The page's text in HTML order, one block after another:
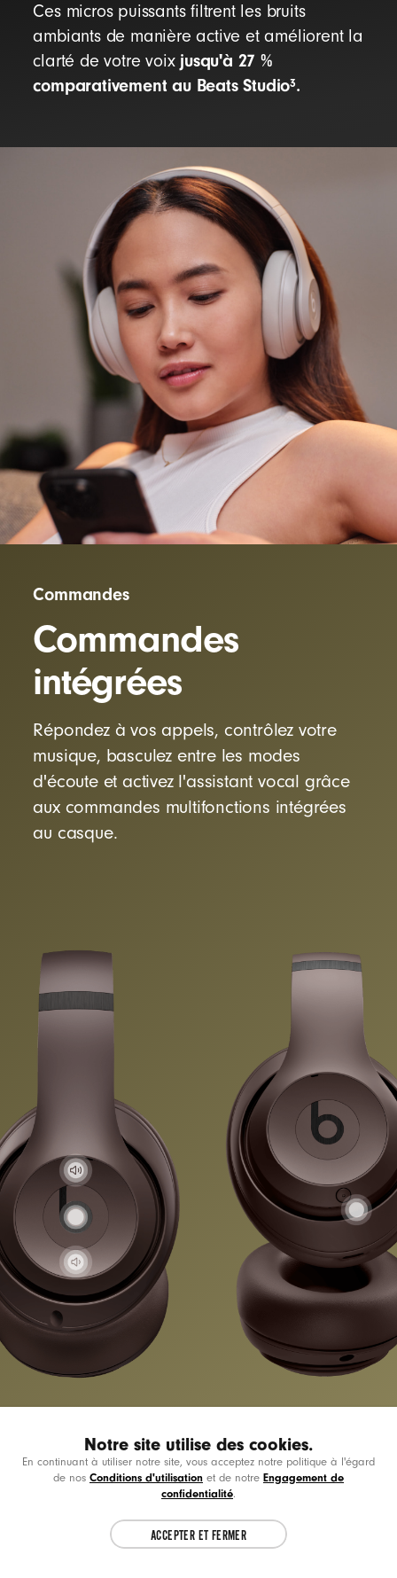
Ces micros puissants filtrent les bruits
ambiants de manière active et améliorent la
clarté de votre voix jusqu'à 27 %
comparativement au Beats Studio3.
Commandes
Commandes
intégrées
Répondez à vos appels, contrôlez votre
musique, basculez entre les modes
d'écoute et activez l'assistant vocal grâce
aux commandes multifonctions intégrées
au casque.
Compatibilité Apple et Android améliorée
Facile à utiliser, pas
Notre site utilise des cookies.
En continuant à utiliser notre site, vous acceptez notre politique à l'égard
de nos Conditions d'utilisation et de notre Engagement de
confidentialité.
ACCEPTER ET FERMER
Choose another country or region to see
content specific to your location.